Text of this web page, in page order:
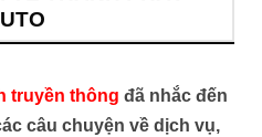
truyền thông đã nhắc đến
câu chuyện về dịch vụ,